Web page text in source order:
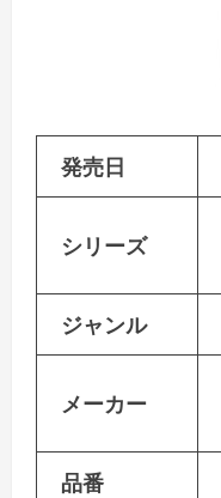
発売日
シリーズ
ジャンル
メーカー
品番